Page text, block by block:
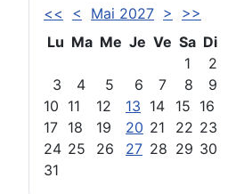
<< < Mai 2027 >
>>
Lu Ma Me Je Ve Sa Di
1
2
3
4 5 6 7 8
9
10 11 12 13 14 15 16
17 18 19 20 21 22 23
24 25 26 27 28 29 30
31